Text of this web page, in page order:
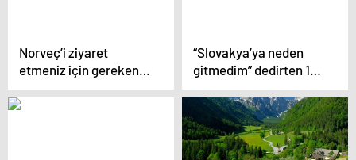
Norveç’i ziyaret
etmeniz için gereken
25 sebep
“Slovakya’ya neden
gitmedim” dedirten 12
fotoğraf